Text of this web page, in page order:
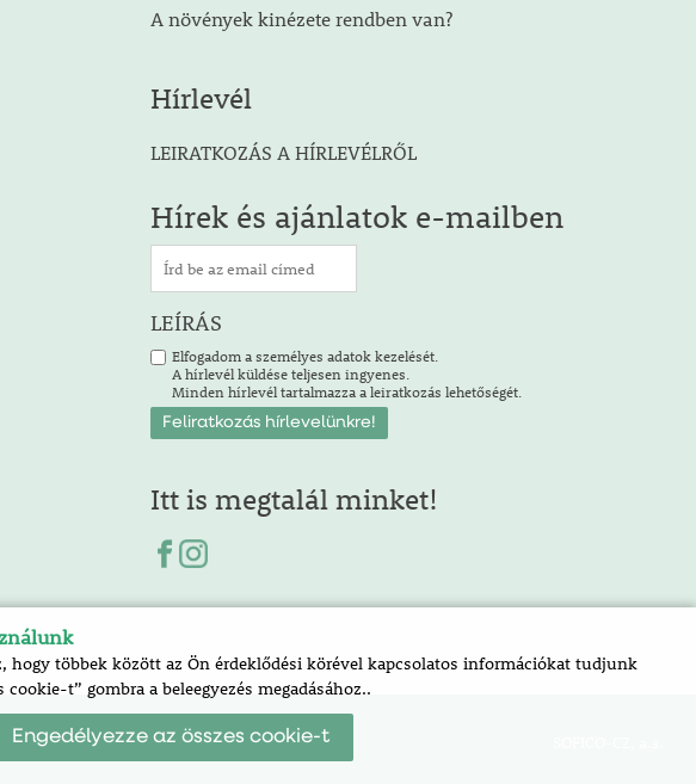
A növények kinézete rendben van?
Hírlevél
LEIRATKOZÁS A HÍRLEVÉLRŐL
Hírek és ajánlatok e-mailben
LEÍRÁS
Elfogadom a személyes adatok kezelését.
A hírlevél küldése teljesen ingyenes.
Minden hírlevél tartalmazza a leiratkozás lehetőségét.
Itt is megtalál minket!
hogy többek között az Ön érdeklődési körével kapcsolatos információkat tudjunk
t” gombra a beleegyezés megadásához..
Engedélyezze az összes cookie-t